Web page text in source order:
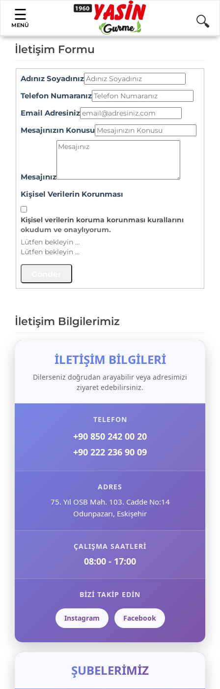
MENÜ
İletişim Formu
Adınız Soyadınız
Telefon Numaranız
Email Adresiniz
Mesajınızın Konusu
Mesajınız
Kişisel Verilerin Korunması
Kişisel verilerin koruma korunması kurallarını
okudum ve onaylıyorum.
Lütfen bekleyin ...
Lütfen bekleyin ...
İletişim Bilgilerimiz
İLETİŞİM BİLGİLERİ
Dilerseniz doğrudan arayabilir veya adresimizi
ziyaret edebilirsiniz.
TELEFON
+90 850 242 00 20
+90 222 236 90 09
ADRES
75. Yıl OSB Mah. 103. Cadde No:14
Odunpazarı, Eskişehir
ÇALIŞMA SAATLERİ
08:00 - 17:00
BİZİ TAKİP EDİN
Instagram Facebook
ŞUBELERİMİZ